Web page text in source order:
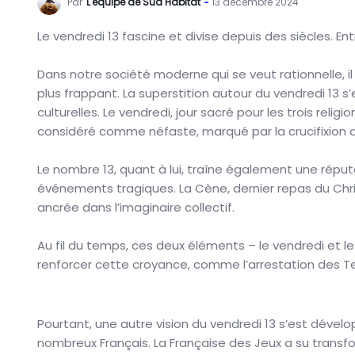
Le vendredi 13 fascine et divise depuis des siècles.
Dans notre société moderne qui se veut rationnelle,
plus frappant. La superstition autour du vendredi 13
culturelles. Le vendredi, jour sacré pour les trois
considéré comme néfaste, marqué par la crucifixion
Le nombre 13, quant à lui, traîne également une
événements tragiques. La Cène, dernier repas du
ancrée dans l’imaginaire collectif.
Au fil du temps, ces deux éléments – le vendredi et
renforcer cette croyance, comme l’arrestation des
Pourtant, une autre vision du vendredi 13 s’est
nombreux Français. La Française des Jeux a su